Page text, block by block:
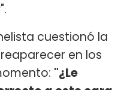
".
cuestionó la
en los
"¿Le